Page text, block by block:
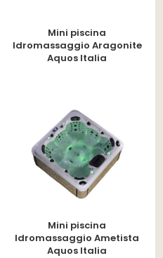
Mini piscina
Idromassaggio Aragonite
Aquos Italia
Mini piscina
Idromassaggio Ametista
Aquos Italia